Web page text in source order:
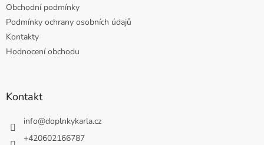
Obchodní podmínky
Podmínky ochrany osobních údajů
Kontakty
Hodnocení obchodu
Kontakt
info@doplnkykarla.cz
+420602166787